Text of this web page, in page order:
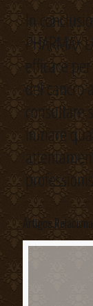
In
PHARMAX
efficace
del cancro
consultare
iniziare
Artigos